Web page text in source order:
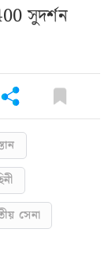
সুদর্শন
সেনা